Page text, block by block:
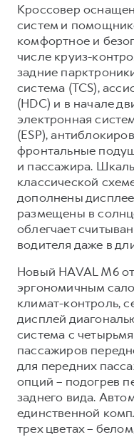
Кроссовер
систем и
комфортное и
числе круиз-
задние
система (TCS),
(HDC) и в начале
электронная
(ESP),
фронтальные
и пассажира.
классической
дополнены
размещены в
облегчает
водителя даже в
Новый HAVAL M6
эргономичным
климат-контроль,
дисплей
система с
пассажиров
для передних
опций – подогрев
заднего вида.
единственной
трех цветах –